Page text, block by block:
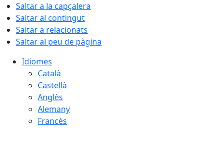
Saltar a la capçalera
Saltar al contingut
Saltar a relacionats
Saltar al peu de pàgina
Idiomes
Català
Castellà
Anglès
Alemany
Francès